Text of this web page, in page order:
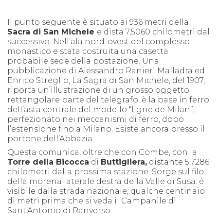
Il punto seguente è situato ai 936 metri della
Sacra di San Michele e dista 7,5060 chilometri dal
successivo. Nell’ala nord-ovest del complesso
monastico e stata costruita una casetta:
probabile sede della postazione. Una
pubblicazione di Alessandro Ranieri Malladra ed
Enrico Streglio, La Sagra di San Michele, del 1907,
riporta un’illustrazione di un grosso oggetto
rettangolare parte del telegrafo: è la base in ferro
dell’asta centrale del modello “ligne de Milan”,
perfezionato nei meccanismi di ferro, dopo
l’estensione fino a Milano. Esiste ancora presso il
portone dell’Abbazia.
Questa comunica, oltre che con Combe, con la
Torre della Bicocca di Buttigliera, distante 5,7286
chilometri dalla prossima stazione. Sorge sul filo
della morena laterale destra della Valle di Susa: è
visibile dalla strada nazionale, qualche centinaio
di metri prima che si veda il Campanile di
Sant’Antonio di Ranverso.